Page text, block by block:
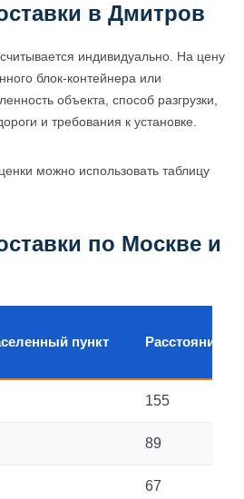
в Дмитров
индивидуально. На цену
блок-контейнера или
объекта, способ разгрузки,
и требования к установке.
можно использовать таблицу
по Москве и
пункт Расстояние,
155
89
67